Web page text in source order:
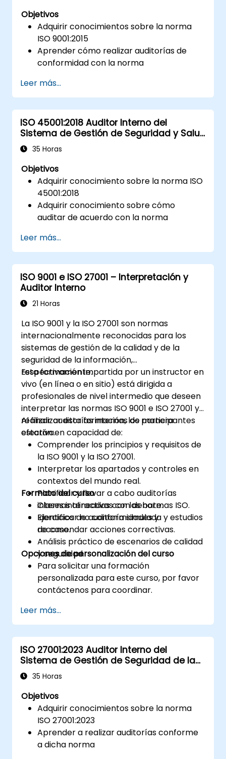
Objetivos
Adquirir conocimientos sobre la norma
ISO 9001:2015
Aprender cómo realizar auditorías de
conformidad con la norma
Leer más...
ISO 45001:2018 Auditor Interno del
Sistema de Gestión de Seguridad y Salud
en el Trabajo
35 Horas
Objetivos
Adquirir conocimiento sobre la norma ISO
45001:2018
Adquirir conocimiento sobre cómo
auditar de acuerdo con la norma
Leer más...
ISO 9001 e ISO 27001 – Interpretación y
Auditor Interno
21 Horas
La ISO 9001 y la ISO 27001 son normas
internacionalmente reconocidas para los
sistemas de gestión de la calidad y de la
seguridad de la información,
respectivamente.
Esta formación impartida por un instructor en
vivo (en línea o en sitio) está dirigida a
profesionales de nivel intermedio que deseen
interpretar las normas ISO 9001 e ISO 27001 y
realizar auditorías internas de manera
efectiva.
Al finalizar esta formación, los participantes
estarán en capacidad de:
Comprender los principios y requisitos de
la ISO 9001 y la ISO 27001.
Interpretar los apartados y controles en
contextos del mundo real.
Planificar y llevar a cabo auditorías
internas alineadas con las normas ISO.
Identificar no conformidades y
recomendar acciones correctivas.
Formato del curso
Clases interactivas con debate.
Ejercicios de auditoría simulada y estudios
de caso.
Análisis práctico de escenarios de calidad
y seguridad.
Opciones de personalización del curso
Para solicitar una formación
personalizada para este curso, por favor
contáctenos para coordinar.
Leer más...
ISO 27001:2023 Auditor Interno del
Sistema de Gestión de Seguridad de la
Información
35 Horas
Objetivos
Adquirir conocimientos sobre la norma
ISO 27001:2023
Aprender a realizar auditorías conforme
a dicha norma